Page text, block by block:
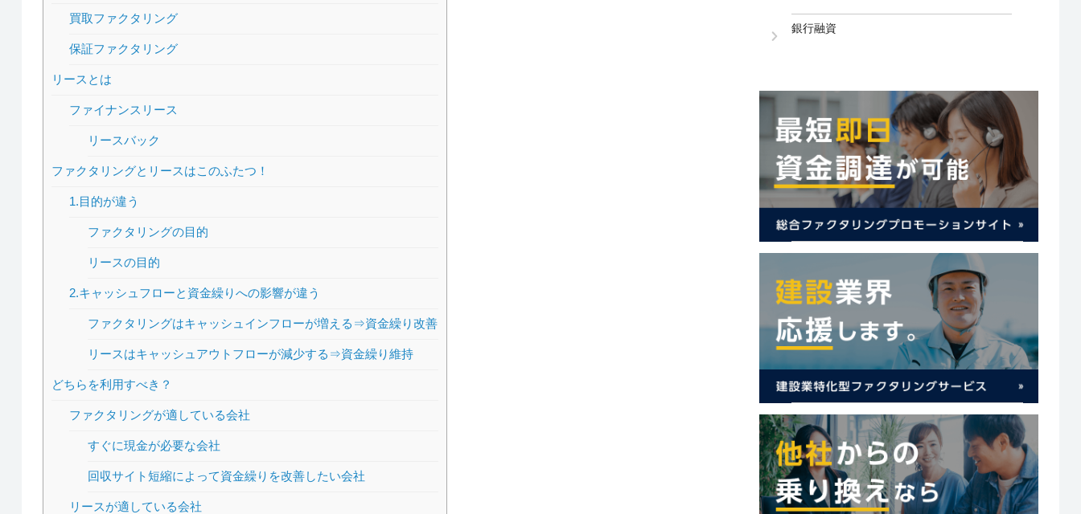
買取ファクタリング
保証ファクタリング
リースとは
ファイナンスリース
リースバック
ファクタリングとリースはこのふたつ！
1.目的が違う
ファクタリングの目的
リースの目的
2.キャッシュフローと資金繰りへの影響が違う
ファクタリングはキャッシュインフローが増える⇒資金繰り改善
リースはキャッシュアウトフローが減少する⇒資金繰り維持
どちらを利用すべき？
ファクタリングが適している会社
すぐに現金が必要な会社
回収サイト短縮によって資金繰りを改善したい会社
リースが適している会社
銀行融資